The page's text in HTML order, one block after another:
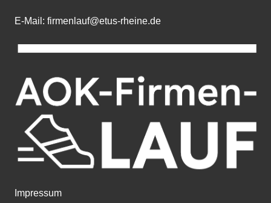
E-Mail: firmenlauf@etus-rheine.de
Impressum